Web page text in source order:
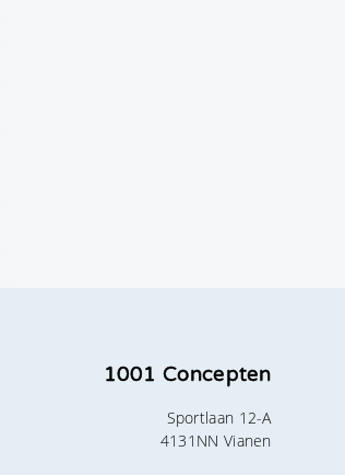
1001 Concepten
Sportlaan 12-A
4131NN Vianen